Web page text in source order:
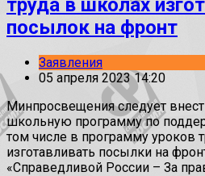
труда в школах
посылок на фронт
Заявления
05 апреля 2023 14:20
Минпросвещения следует
школьную программу по
том числе в программу уроков
изготавливать посылки на
«Справедливой России – За